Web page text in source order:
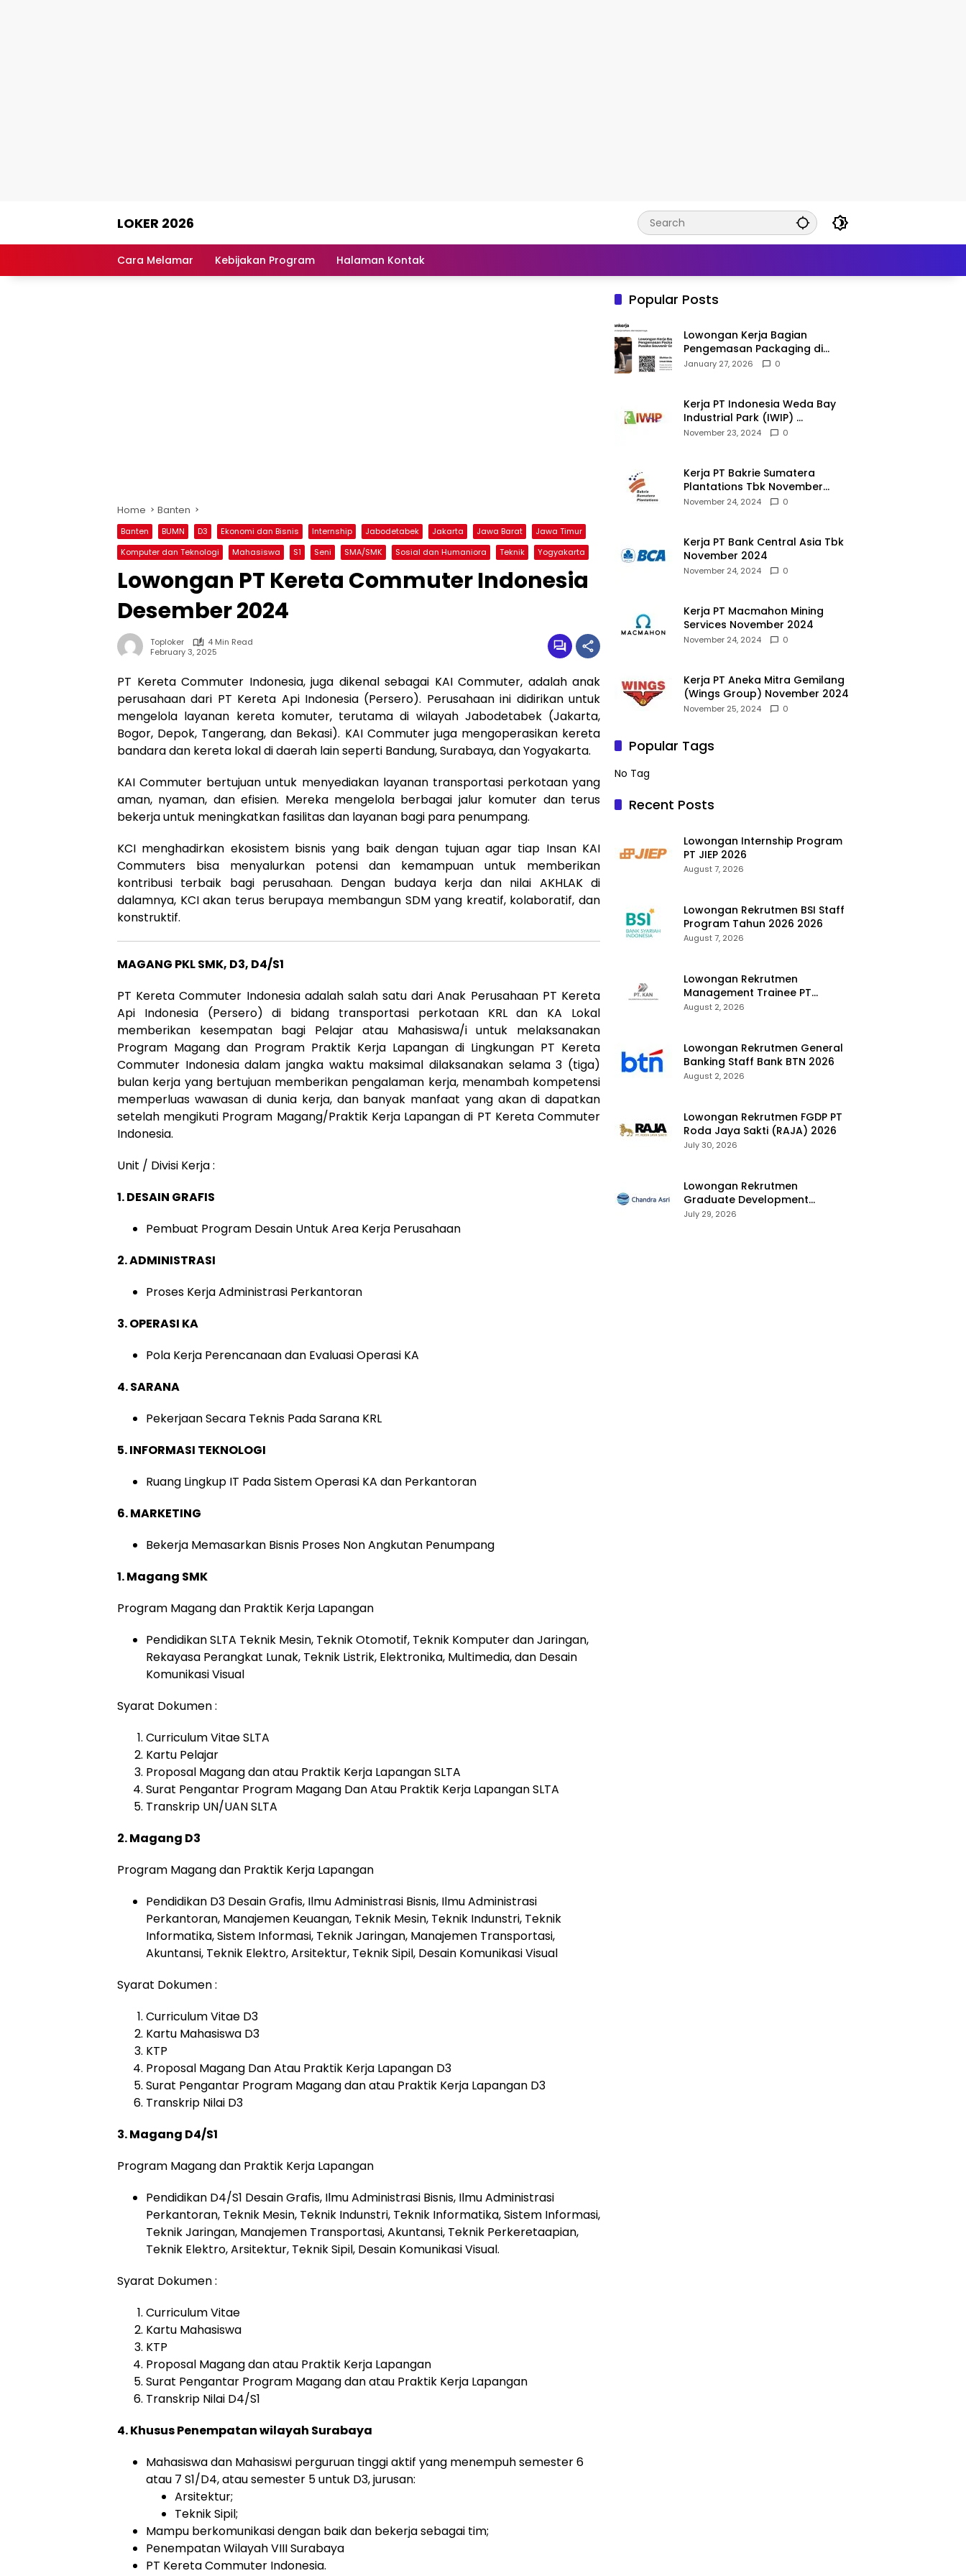
LOKER 2026
Lowongan
Cara Melamar Kebijakan Program Halaman Kontak
Home Banten
Banten BUMN D3 Ekonomi dan Bisnis Internship Jabodetabek Jakarta Jawa Barat
Jawa Timur
Komputer dan Teknologi
Mahasiswa S1 Seni SMA/SMK Sosial dan Humaniora Teknik Yogyakarta
Lowongan PT Kereta Commuter Indonesia
Desember 2024
Toploker
4 Min Read
February 3, 2025
PT Kereta Commuter Indonesia, juga dikenal sebagai KAI Commuter, adalah anak
perusahaan dari PT Kereta Api Indonesia (Persero). Perusahaan ini didirikan untuk
mengelola layanan kereta komuter, terutama di wilayah Jabodetabek (Jakarta,
Bogor, Depok, Tangerang, dan Bekasi). KAI Commuter juga mengoperasikan kereta
bandara dan kereta lokal di daerah lain seperti Bandung, Surabaya, dan Yogyakarta.
KAI Commuter bertujuan untuk menyediakan layanan transportasi perkotaan yang
aman, nyaman, dan efisien. Mereka mengelola berbagai jalur komuter dan terus
bekerja untuk meningkatkan fasilitas dan layanan bagi para penumpang.
KCI menghadirkan ekosistem bisnis yang baik dengan tujuan agar tiap Insan KAI
Commuters bisa menyalurkan potensi dan kemampuan untuk memberikan
kontribusi terbaik bagi perusahaan. Dengan budaya kerja dan nilai AKHLAK di
dalamnya, KCI akan terus berupaya membangun SDM yang kreatif, kolaboratif, dan
konstruktif.
MAGANG PKL SMK, D3, D4/S1
PT Kereta Commuter Indonesia adalah salah satu dari Anak Perusahaan PT Kereta
Api Indonesia (Persero) di bidang transportasi perkotaan KRL dan KA Lokal
memberikan kesempatan bagi Pelajar atau Mahasiswa/i untuk melaksanakan
Program Magang dan Program Praktik Kerja Lapangan di Lingkungan PT Kereta
Commuter Indonesia dalam jangka waktu maksimal dilaksanakan selama 3 (tiga)
bulan kerja yang bertujuan memberikan pengalaman kerja, menambah kompetensi
memperluas wawasan di dunia kerja, dan banyak manfaat yang akan di dapatkan
setelah mengikuti Program Magang/Praktik Kerja Lapangan di PT Kereta Commuter
Indonesia.
Unit / Divisi Kerja :
1. DESAIN GRAFIS
Pembuat Program Desain Untuk Area Kerja Perusahaan
2. ADMINISTRASI
Proses Kerja Administrasi Perkantoran
3. OPERASI KA
Pola Kerja Perencanaan dan Evaluasi Operasi KA
4. SARANA
Pekerjaan Secara Teknis Pada Sarana KRL
5. INFORMASI TEKNOLOGI
Ruang Lingkup IT Pada Sistem Operasi KA dan Perkantoran
6. MARKETING
Bekerja Memasarkan Bisnis Proses Non Angkutan Penumpang
1. Magang SMK
Program Magang dan Praktik Kerja Lapangan
Pendidikan SLTA Teknik Mesin, Teknik Otomotif, Teknik Komputer dan Jaringan,
Rekayasa Perangkat Lunak, Teknik Listrik, Elektronika, Multimedia, dan Desain
Komunikasi Visual
Syarat Dokumen :
Curriculum Vitae SLTA
Kartu Pelajar
Proposal Magang dan atau Praktik Kerja Lapangan SLTA
Surat Pengantar Program Magang Dan Atau Praktik Kerja Lapangan SLTA
Transkrip UN/UAN SLTA
2. Magang D3
Program Magang dan Praktik Kerja Lapangan
Pendidikan D3 Desain Grafis, Ilmu Administrasi Bisnis, Ilmu Administrasi
Perkantoran, Manajemen Keuangan, Teknik Mesin, Teknik Indunstri, Teknik
Informatika, Sistem Informasi, Teknik Jaringan, Manajemen Transportasi,
Akuntansi, Teknik Elektro, Arsitektur, Teknik Sipil, Desain Komunikasi Visual
Syarat Dokumen :
Curriculum Vitae D3
Kartu Mahasiswa D3
KTP
Proposal Magang Dan Atau Praktik Kerja Lapangan D3
Surat Pengantar Program Magang dan atau Praktik Kerja Lapangan D3
Transkrip Nilai D3
3. Magang D4/S1
Program Magang dan Praktik Kerja Lapangan
Pendidikan D4/S1 Desain Grafis, Ilmu Administrasi Bisnis, Ilmu Administrasi
Perkantoran, Teknik Mesin, Teknik Indunstri, Teknik Informatika, Sistem Informasi,
Teknik Jaringan, Manajemen Transportasi, Akuntansi, Teknik Perkeretaapian,
Teknik Elektro, Arsitektur, Teknik Sipil, Desain Komunikasi Visual.
Syarat Dokumen :
Curriculum Vitae
Kartu Mahasiswa
KTP
Proposal Magang dan atau Praktik Kerja Lapangan
Surat Pengantar Program Magang dan atau Praktik Kerja Lapangan
Transkrip Nilai D4/S1
4. Khusus Penempatan wilayah Surabaya
Mahasiswa dan Mahasiswi perguruan tinggi aktif yang menempuh semester 6
atau 7 S1/D4, atau semester 5 untuk D3, jurusan:
Arsitektur;
Teknik Sipil;
Mampu berkomunikasi dengan baik dan bekerja sebagai tim;
Penempatan Wilayah VIII Surabaya
PT Kereta Commuter Indonesia.
Popular Posts
Lowongan Kerja Bagian
Pengemasan Packaging di
Pusaka Souvenir Gallery
January 27, 2026 0
Kerja PT Indonesia Weda Bay
Industrial Park (IWIP)
November 2024
November 23, 2024 0
Kerja PT Bakrie Sumatera
Plantations Tbk November
2024
November 24, 2024 0
Kerja PT Bank Central Asia Tbk
November 2024
November 24, 2024 0
Kerja PT Macmahon Mining
Services November 2024
November 24, 2024 0
Kerja PT Aneka Mitra Gemilang
(Wings Group) November 2024
November 25, 2024 0
Popular Tags
No Tag
Recent Posts
Lowongan Internship Program
PT JIEP 2026
August 7, 2026
Lowongan Rekrutmen BSI Staff
Program Tahun 2026 2026
August 7, 2026
Lowongan Rekrutmen
Management Trainee PT
Kalimantan Alumina Nusantara
August 2, 2026
Lowongan Rekrutmen General
Banking Staff Bank BTN 2026
August 2, 2026
Lowongan Rekrutmen FGDP PT
Roda Jaya Sakti (RAJA) 2026
July 30, 2026
Lowongan Rekrutmen
Graduate Development
Program Chandra Asri Group
July 29, 2026